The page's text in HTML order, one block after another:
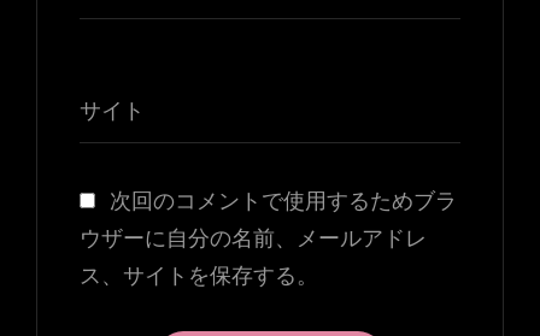
サイト
次回のコメントで使用するためブラ
ウザーに自分の名前、メールアドレ
ス、サイトを保存する。